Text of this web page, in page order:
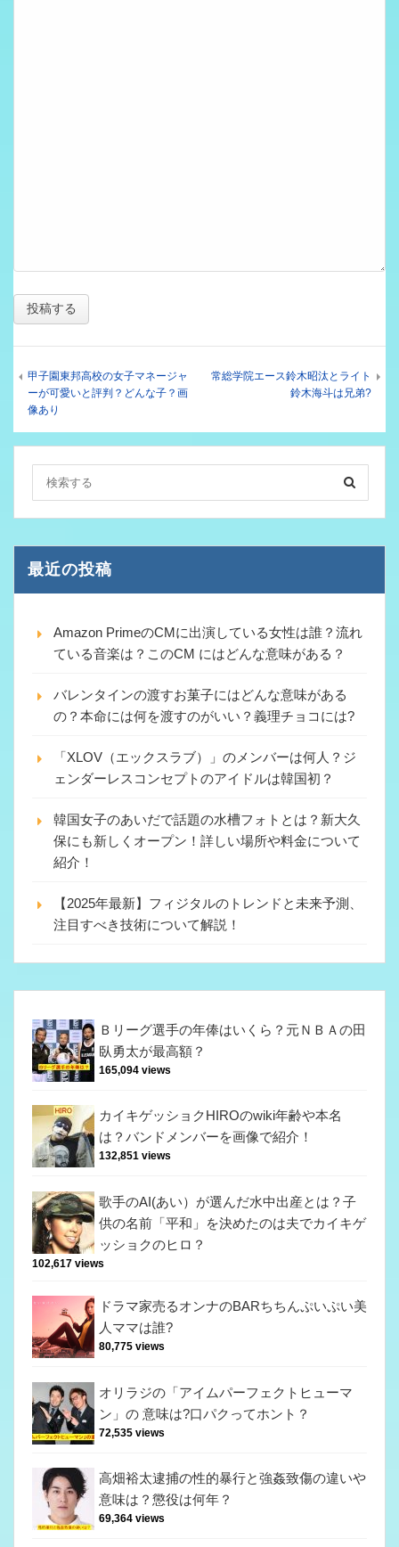
甲子園東邦高校の女子マネージャ
ーが可愛いと評判？どんな子？画
像あり
常総学院エース鈴木昭汰とライト
鈴木海斗は兄弟?
最近の投稿
Amazon PrimeのCMに出演している女性は誰？流れ
ている音楽は？このCM にはどんな意味がある？
バレンタインの渡すお菓子にはどんな意味がある
の？本命には何を渡すのがいい？義理チョコには?
「XLOV（エックスラブ）」のメンバーは何人？ジ
ェンダーレスコンセプトのアイドルは韓国初？
韓国女子のあいだで話題の水槽フォトとは？新大久
保にも新しくオープン！詳しい場所や料金について
紹介！
【2025年最新】フィジタルのトレンドと未来予測、
注目すべき技術について解説！
Ｂリーグ選手の年俸はいくら？元ＮＢＡの田
臥勇太が最高額？
165,094 views
カイキゲッショクHIROのwiki年齢や本名
は？バンドメンバーを画像で紹介！
132,851 views
歌手のAI(あい）が選んだ水中出産とは？子
供の名前「平和」を決めたのは夫でカイキゲ
ッショクのヒロ？
102,617 views
ドラマ家売るオンナのBARちちんぷいぷい美
人ママは誰?
80,775 views
オリラジの「アイムパーフェクトヒューマ
ン」の 意味は?口パクってホント？
72,535 views
高畑裕太逮捕の性的暴行と強姦致傷の違いや
意味は？懲役は何年？
69,364 views